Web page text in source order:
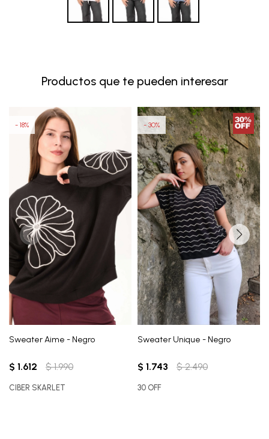
Productos que te pueden interesar
Sweater Aime - Negro
$ 1.612 $ 1.990
18
CIBER SKARLET
Sweater Unique - Negro
$ 1.743 $ 2.490
30
30 OFF